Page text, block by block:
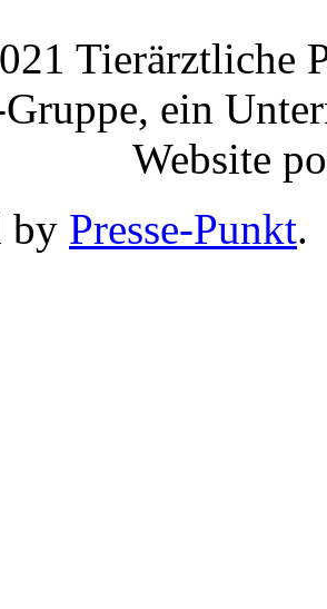
Tierärztliche
ein
Website
by Presse-Punkt.